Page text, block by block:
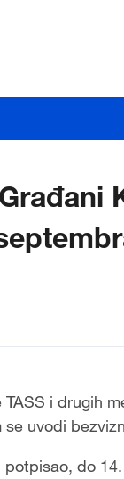
i drugih
uvodi
do